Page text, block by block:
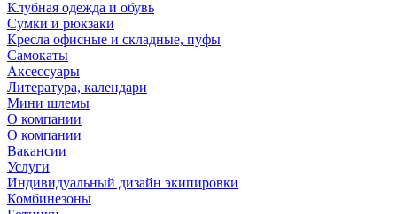
Клубная одежда и обувь
Сумки и рюкзаки
Кресла офисные и складные, пуфы
Самокаты
Аксессуары
Литература, календари
Мини шлемы
О компании
О компании
Вакансии
Услуги
Индивидуальный дизайн экипировки
Комбинезоны